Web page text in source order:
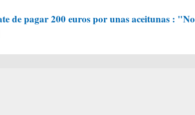
de pagar 200 euros por unas aceitunas : "No